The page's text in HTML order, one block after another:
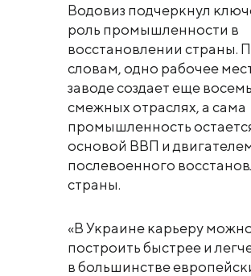
Водовиз подчеркнул
роль промышленности в
восстановлении страны.
словам, одно рабочее
заводе создает еще
смежных отраслях, а сама
промышленность
основой ВВП и
послевоенного
страны.
«В Украине карьеру
построить быстрее и
в большинстве